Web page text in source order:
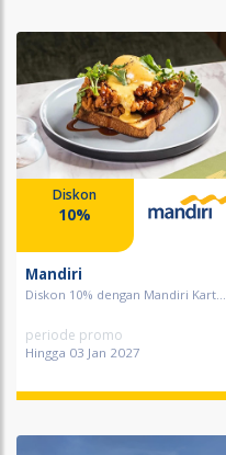
Diskon
10%
Mandiri
Diskon 10% dengan Mandiri Kart...
periode promo
Hingga 03 Jan 2027